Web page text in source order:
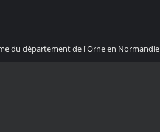
du département de l'Orne en Normandie